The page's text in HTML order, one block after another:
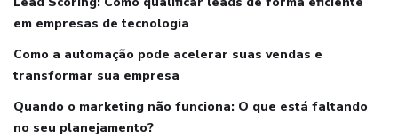
em empresas de tecnologia
Como a automação pode acelerar suas vendas e
transformar sua empresa
Quando o marketing não funciona: O que está faltando
no seu planejamento?